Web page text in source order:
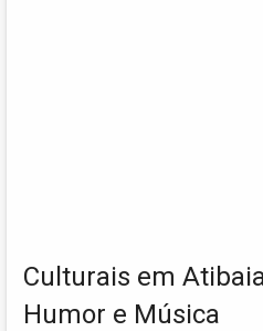
Culturais em
Humor e Música